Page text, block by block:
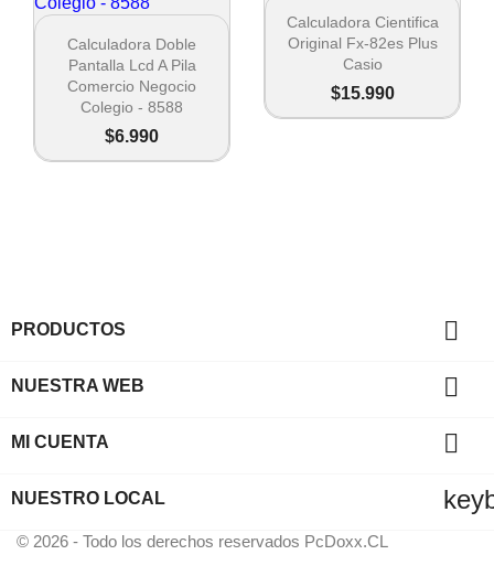
 Vista rápida
Calculadora Doble
Pantalla Lcd A Pila
Comercio Negocio
Colegio - 8588
$6.990
 Vista rápida
Calculadora Cientifica
Original Fx-82es Plus
Casio
$15.990
PRODUCTOS 
NUESTRA WEB 
MI CUENTA 
NUESTRO LOCAL
© 2026 - Todo los derechos reservados PcDoxx.CL